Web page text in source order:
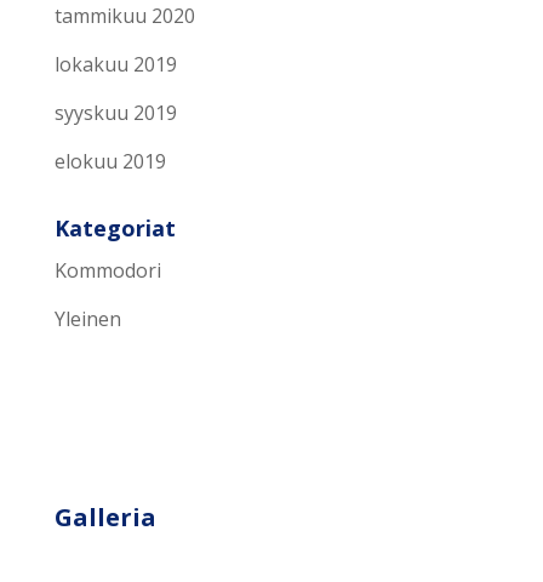
tammikuu 2020
lokakuu 2019
syyskuu 2019
elokuu 2019
Kategoriat
Kommodori
Yleinen
Galleria